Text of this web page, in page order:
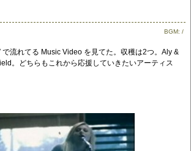
BGM: /
流れてる Music Video を見てた。収穫は2つ。Aly &
。どちらもこれから応援していきたいアーティス